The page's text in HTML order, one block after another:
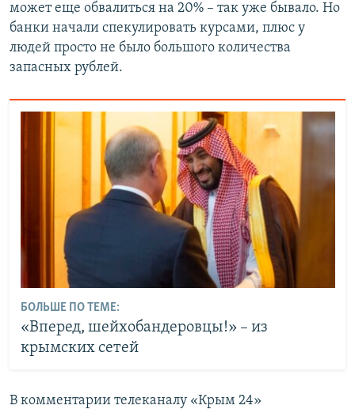
может еще обвалиться на 20% – так уже бывало. Но
банки начали спекулировать курсами, плюс у
людей просто не было большого количества
запасных рублей.
БОЛЬШЕ ПО ТЕМЕ:
«Вперед, шейхобандеровцы!» – из
крымских сетей
В комментарии телеканалу «Крым 24»